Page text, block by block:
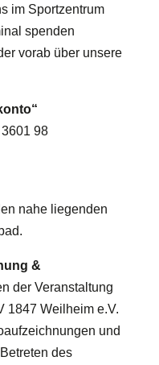
im Sportzentrum
spenden
vorab über unsere
98
nahe liegenden
&
der Veranstaltung
1847 Weilheim e.V.
und
des